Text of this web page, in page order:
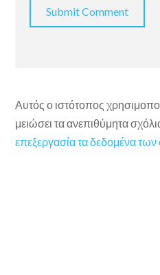
Αυτός ο ιστότοπος
μειώσει τα ανεπιθύμητα
επεξεργασία τα δεδομένα